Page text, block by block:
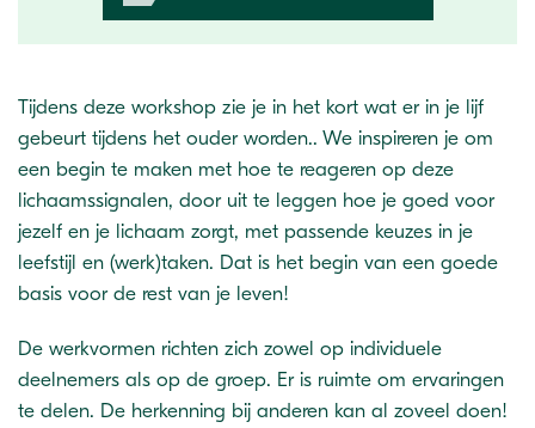
Tijdens deze workshop zie je in het kort wat er in je lijf
gebeurt tijdens het ouder worden.. We inspireren je om
een begin te maken met hoe te reageren op deze
lichaamssignalen, door uit te leggen hoe je goed voor
jezelf en je lichaam zorgt, met passende keuzes in je
leefstijl en (werk)taken. Dat is het begin van een goede
basis voor de rest van je leven!
De werkvormen richten zich zowel op individuele
deelnemers als op de groep. Er is ruimte om ervaringen
te delen. De herkenning bij anderen kan al zoveel doen!